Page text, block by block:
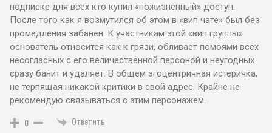
подписке для всех кто купил «пожизненный» доступ.
После того как я возмутился об этом в «вип чате» был без
промедления забанен. К участникам этой «вип группы»
основатель относится как к грязи, обливает помоями всех
несогласных с его величественной персоной и неугодных
сразу банит и удаляет. В общем эгоцентричная истеричка,
не терпящая никакой критики в свой адрес. Крайне не
рекомендую связываться с этим персонажем.
0 Ответить